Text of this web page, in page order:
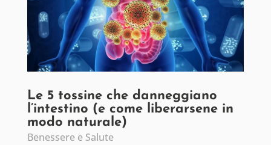
Le 5 tossine che danneggiano
l’intestino (e come liberarsene in
modo naturale)
Benessere e Salute